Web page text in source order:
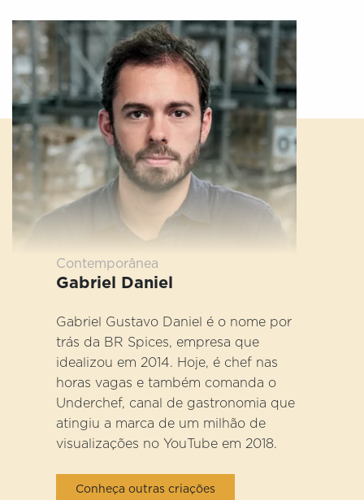
Contemporânea
Gabriel Daniel
Gabriel Gustavo Daniel é o nome por
trás da BR Spices, empresa que
idealizou em 2014. Hoje, é chef nas
horas vagas e também comanda o
Underchef, canal de gastronomia que
atingiu a marca de um milhão de
visualizações no YouTube em 2018.
Conheça outras criações